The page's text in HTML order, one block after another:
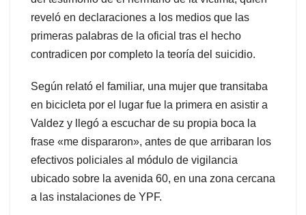
reveló en declaraciones a los medios que las
primeras palabras de la oficial tras el hecho
contradicen por completo la teoría del suicidio.
Según relató el familiar, una mujer que transitaba
en bicicleta por el lugar fue la primera en asistir a
Valdez y llegó a escuchar de su propia boca la
frase «me dispararon», antes de que arribaran los
efectivos policiales al módulo de vigilancia
ubicado sobre la avenida 60, en una zona cercana
a las instalaciones de YPF.